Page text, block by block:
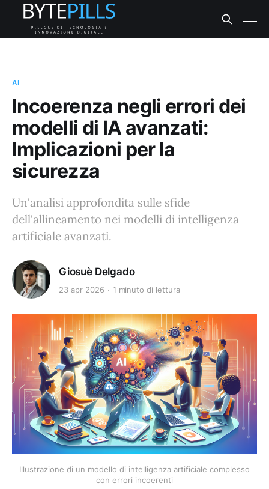
AI
Incoerenza negli errori dei
modelli di IA avanzati:
Implicazioni per la
sicurezza
Un'analisi approfondita sulle sfide
dell'allineamento nei modelli di intelligenza
artificiale avanzati.
Giosuè Delgado
23 apr 2026 1 minuto di lettura
Illustrazione di un modello di intelligenza artificiale complesso
con errori incoerenti